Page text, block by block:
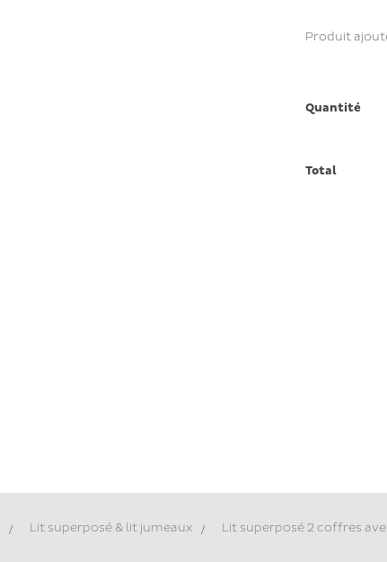
Produit
Quantité
Total
> Lit superposé & lit jumeaux > Lit superposé 2 coffres